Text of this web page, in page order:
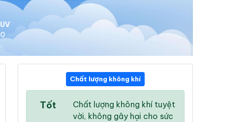
UV
0
20 °/
20 °
/23 °
Chất lượng không khí
Tốt
Chất lượng không khí tuyệt
vời, không gây hại cho sức